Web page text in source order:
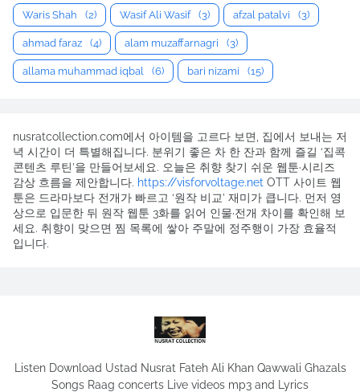
Waris Shah (2) Wasif Ali Wasif (3) afzal patalvi (3)
ahmad faraz (4) alam muzaffarnagri (3)
allama muhammad iqbal (6) bari nizami (15)
nusratcollection.com에서 아이템을 고르다 보면, 집에서 보내는 저
녁 시간이 더 특별해집니다. 분위기 좋은 차 한 잔과 함께 즐길 ‘집콕
콘텐츠 루틴’을 만들어보세요. 오늘은 취향 찾기 쉬운 웹툰·시리즈
감상 흐름을 제안합니다. https://visforvoltage.net OTT 사이트 웹
툰은 드라마보다 전개가 빠르고 ‘원작 비교’ 재미가 큽니다. 먼저 영
상으로 입문한 뒤 원작 웹툰 3화를 읽어 인물·전개 차이를 확인해 보
세요. 취향이 맞으면 찜 목록에 쌓아 주말에 정주행이 가장 효율적
입니다.
Listen Download Ustad Nusrat Fateh Ali Khan Qawwali Ghazals
Songs Raag concerts Live videos mp3 and Lyrics